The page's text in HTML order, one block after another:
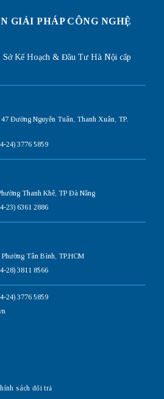
GIẢI PHÁP CÔNG NGHỆ
Sở Kế Hoạch & Đầu Tư Hà Nội cấp
Đường Nguyễn Tuân, Thanh Xuân, TP.
24) 3776 5859
Thanh Khê, TP Đà Nẵng
23) 6361 2886
Tân Bình, TP.HCM
28) 3811 8566
24) 3776 5859
sách đổi trả